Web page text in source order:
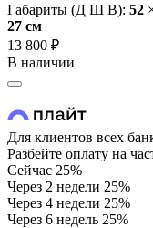
Габариты (Д Ш В): 52
27 cм
13 800 ₽
В наличии
Для клиентов всех
Разбейте оплату на
Сейчас 25%
Через 2 недели 25%
Через 4 недели 25%
Через 6 недель 25%